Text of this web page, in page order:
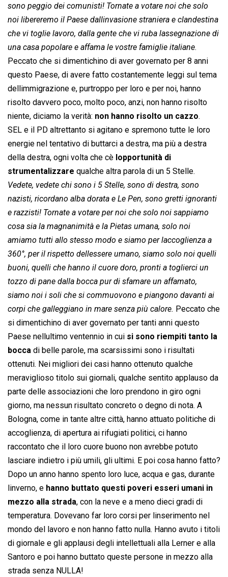
sono peggio dei comunisti! Tornate a votare noi che solo
noi libereremo il Paese dallinvasione straniera e clandestina
che vi toglie lavoro, dalla gente che vi ruba lassegnazione di
una casa popolare e affama le vostre famiglie italiane.
Peccato che si dimentichino di aver governato per 8 anni
questo Paese, di avere fatto costantemente leggi sul tema
dellimmigrazione e, purtroppo per loro e per noi, hanno
risolto davvero poco, molto poco, anzi, non hanno risolto
niente, diciamo la verità: non hanno risolto un cazzo.
SEL e il PD altrettanto si agitano e spremono tutte le loro
energie nel tentativo di buttarci a destra, ma più a destra
della destra, ogni volta che cè lopportunità di
strumentalizzare qualche altra parola di un 5 Stelle.
Vedete, vedete chi sono i 5 Stelle, sono di destra, sono
nazisti, ricordano alba dorata e Le Pen, sono gretti ignoranti
e razzisti! Tornate a votare per noi che solo noi sappiamo
cosa sia la magnanimità e la Pietas umana, solo noi
amiamo tutti allo stesso modo e siamo per laccoglienza a
360°, per il rispetto dellessere umano, siamo solo noi quelli
buoni, quelli che hanno il cuore doro, pronti a toglierci un
tozzo di pane dalla bocca pur di sfamare un affamato,
siamo noi i soli che si commuovono e piangono davanti ai
corpi che galleggiano in mare senza più calore.  Peccato che
si dimentichino di aver governato per tanti anni questo
Paese nellultimo ventennio in cui si sono riempiti tanto la
bocca di belle parole, ma scarsissimi sono i risultati
ottenuti. Nei migliori dei casi hanno ottenuto qualche
meraviglioso titolo sui giornali, qualche sentito applauso da
parte delle associazioni che loro prendono in giro ogni
giorno, ma nessun risultato concreto o degno di nota. A
Bologna, come in tante altre città, hanno attuato politiche di
accoglienza, di apertura ai rifugiati politici, ci hanno
raccontato che il loro cuore buono non avrebbe potuto
lasciare indietro i più umili, gli ultimi. E poi cosa hanno fatto?
Dopo un anno hanno spento loro luce, acqua e gas, durante
linverno, e hanno buttato questi poveri esseri umani in
mezzo alla strada, con la neve e a meno dieci gradi di
temperatura. Dovevano far loro corsi per linserimento nel
mondo del lavoro e non hanno fatto nulla. Hanno avuto i titoli
di giornale e gli applausi degli intellettuali alla Lerner e alla
Santoro e poi hanno buttato queste persone in mezzo alla
strada senza NULLA!